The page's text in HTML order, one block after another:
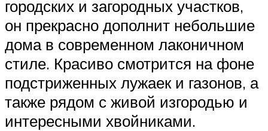
городских и загородных участков,
он прекрасно дополнит небольшие
дома в современном лаконичном
стиле. Красиво смотрится на фоне
подстриженных лужаек и газонов, а
также рядом с живой изгородью и
интересными хвойниками.